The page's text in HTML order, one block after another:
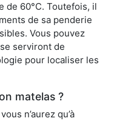
de 60°C. Toutefois, il
de sa penderie
Vous pouvez
serviront de
pour localiser les
matelas ?
n’aurez qu’à